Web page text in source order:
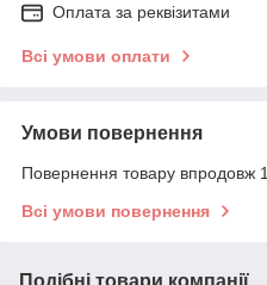
Оплата за реквізитами
Всі умови оплати
Умови повернення
Повернення товару впродовж
Всі умови повернення
Подібні товари компанії